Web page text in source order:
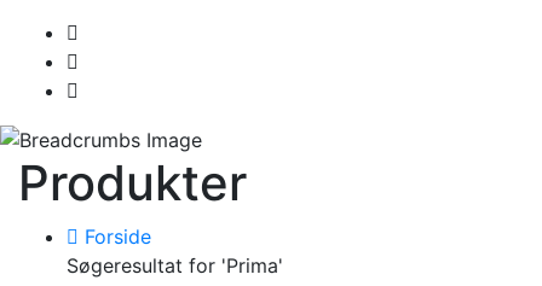
Produkter
Forside
Søgeresultat for 'Prima'